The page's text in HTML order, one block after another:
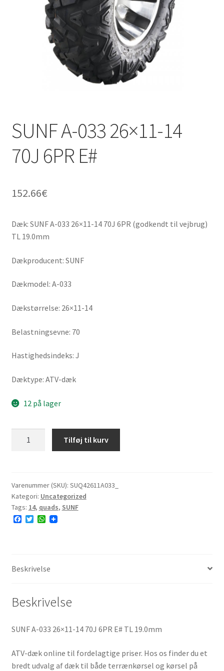
SUNF A-033 26×11-14
70J 6PR E#
152.66€
Dæk: SUNF A-033 26×11-14 70J 6PR (godkendt til vejbrug)
TL 19.0mm
Dækproducent: SUNF
Dækmodel: A-033
Dækstørrelse: 26×11-14
Belastningsevne: 70
Hastighedsindeks: J
Dæktype: ATV-dæk
12 på lager
14
70J
6PR
E#
Tilføj til kurv
Varenummer (SKU): SUQ42611A033_
Kategori: Uncategorized
Tags: 14, quads, SUNF
F
o
k
T
r
W
p
p
Beskrivelse
Beskrivelse
SUNF A-033 26×11-14 70J 6PR E# TL 19.0mm
ATV-dæk online til fordelagtige priser. Hos os finder du et
bredt udvalg af dæk til både terrænkørsel og kørsel på